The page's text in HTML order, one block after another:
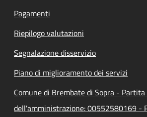
Pagamenti
Riepilogo valutazioni
Segnalazione disservizio
Piano di miglioramento dei servizi
Comune di Brembate di Sopra - Partita
dell'amministrazione: 00552580169 -